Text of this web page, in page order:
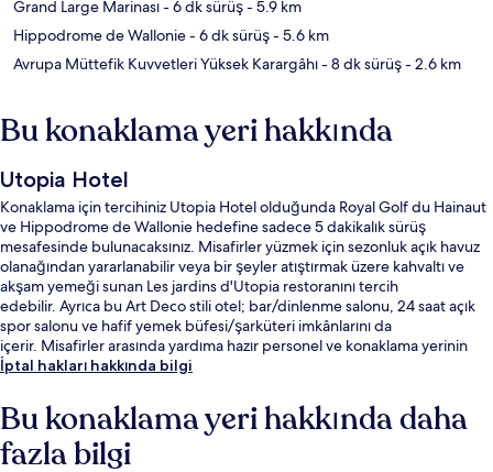
Grand Large Marinası- 6 dk sürüş- 5.9 km
Hippodrome de Wallonie- 6 dk sürüş- 5.6 km
Avrupa Müttefik Kuvvetleri Yüksek Karargâhı- 8 dk sürüş- 2.6 km
Bu konaklama yeri hakkında
Utopia Hotel
Konaklama için tercihiniz Utopia Hotel olduğunda Royal Golf du Hainaut
ve Hippodrome de Wallonie hedefine sadece 5 dakikalık sürüş
mesafesinde bulunacaksınız. Misafirler yüzmek için sezonluk açık havuz
olanağından yararlanabilir veya bir şeyler atıştırmak üzere kahvaltı ve
akşam yemeği sunan Les jardins d'Utopia restoranını tercih
edebilir. Ayrıca bu Art Deco stili otel; bar/dinlenme salonu, 24 saat açık
spor salonu ve hafif yemek büfesi/şarküteri imkânlarını da
içerir. Misafirler arasında yardıma hazır personel ve konaklama yerinin
genel durumu popüler.
İptal hakları hakkında bilgi
Bu konaklama yeri hakkında daha
fazla bilgi